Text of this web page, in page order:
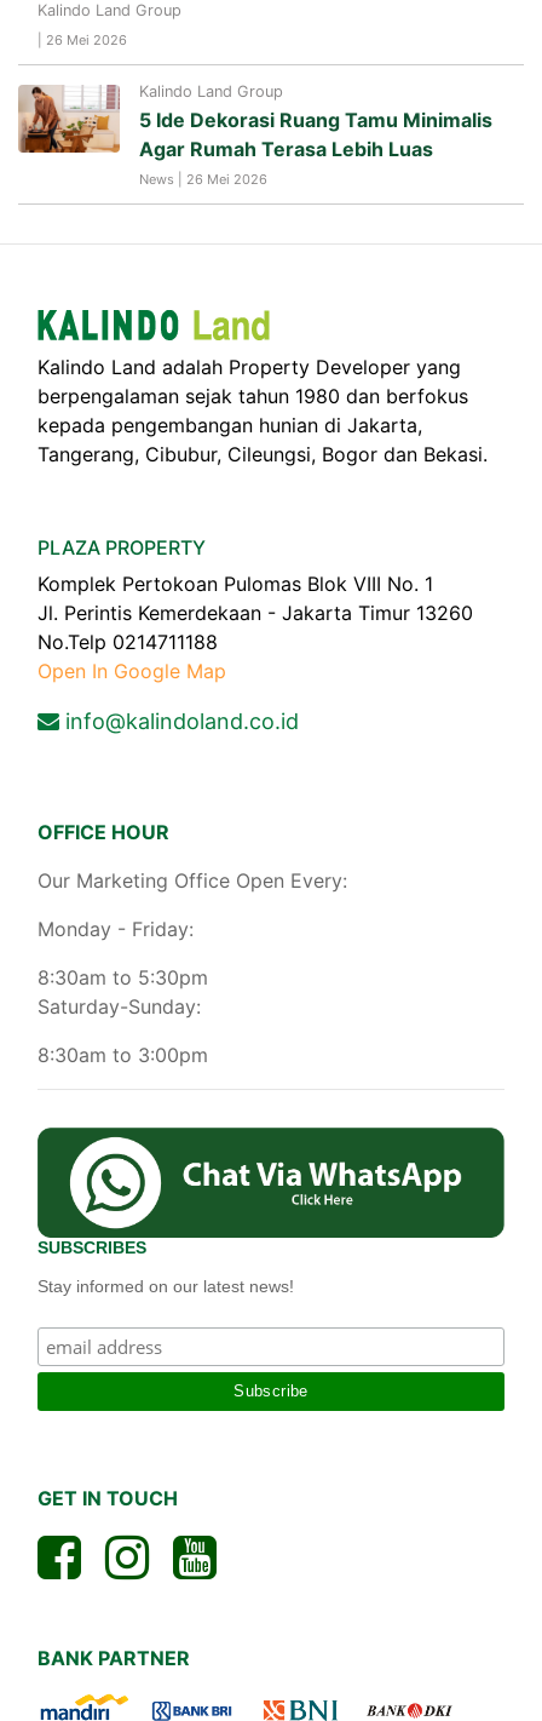
Kalindo Land Group
| 26 Mei 2026
Kalindo Land Group
5 Ide Dekorasi Ruang Tamu Minimalis
Agar Rumah Terasa Lebih Luas
News | 26 Mei 2026
Kalindo Land adalah Property Developer yang
berpengalaman sejak tahun 1980 dan berfokus
kepada pengembangan hunian di Jakarta,
Tangerang, Cibubur, Cileungsi, Bogor dan Bekasi.
PLAZA PROPERTY
Komplek Pertokoan Pulomas Blok VIII No. 1
Jl. Perintis Kemerdekaan - Jakarta Timur 13260
No.Telp 0214711188
Open In Google Map
info@kalindoland.co.id
OFFICE HOUR
Our Marketing Office Open Every:
Monday - Friday:
8:30am to 5:30pm
Saturday-Sunday:
8:30am to 3:00pm
SUBSCRIBES
Stay informed on our latest news!
GET IN TOUCH
BANK PARTNER